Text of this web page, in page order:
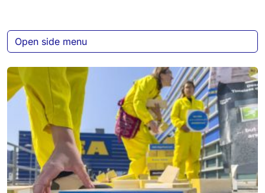
Open side menu